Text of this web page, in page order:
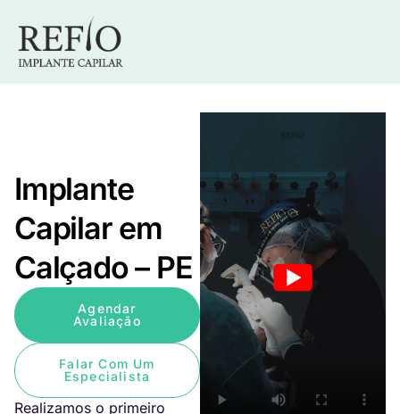
Implante
Capilar em
Calçado – PE
Agendar
Avaliação
Falar Com Um
Especialista
Realizamos o primeiro